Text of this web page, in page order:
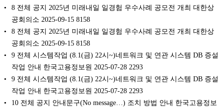
8 전체 공지 2025년 미래내일 일경험 우수사례 공모전 개최 대한상
공회의소 2025-09-15 8158
8 전체 공지 2025년 미래내일 일경험 우수사례 공모전 개최 대한상
공회의소 2025-09-15 8158
9 전체 시스템작업 (8.1(금) 22시~)네트워크 및 연관 시스템 DB 증설
작업 안내 한국고용정보원 2025-07-28 2293
9 전체 시스템작업 (8.1(금) 22시~)네트워크 및 연관 시스템 DB 증설
작업 안내 한국고용정보원 2025-07-28 2293
10 전체 공지 안내문구(No message…) 조치 방법 안내 한국고용정보